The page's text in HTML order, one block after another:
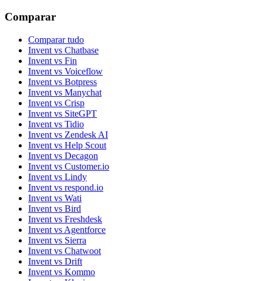
Comparar
Comparar tudo
Invent vs Chatbase
Invent vs Fin
Invent vs Voiceflow
Invent vs Botpress
Invent vs Manychat
Invent vs Crisp
Invent vs SiteGPT
Invent vs Tidio
Invent vs Zendesk AI
Invent vs Help Scout
Invent vs Decagon
Invent vs Customer.io
Invent vs Lindy
Invent vs respond.io
Invent vs Wati
Invent vs Bird
Invent vs Freshdesk
Invent vs Agentforce
Invent vs Sierra
Invent vs Chatwoot
Invent vs Drift
Invent vs Kommo